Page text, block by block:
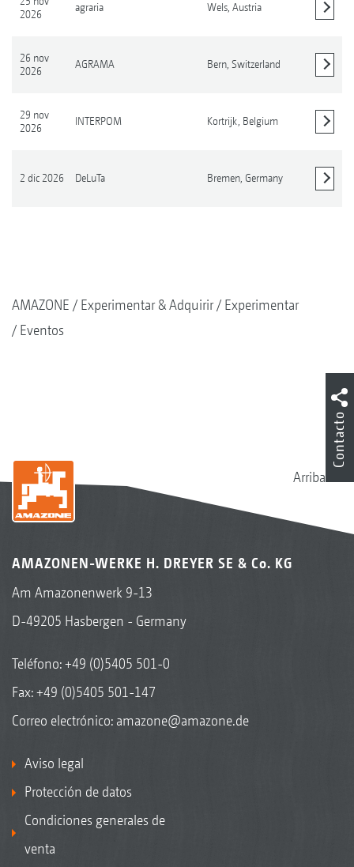
2026
agraria Wels, Austria
26 nov
2026
AGRAMA Bern, Switzerland
29 nov
2026
INTERPOM Kortrijk, Belgium
2 dic 2026 DeLuTa Bremen, Germany
AMAZONE Experimentar & Adquirir
Experimentar
Eventos
Arriba
AMAZONEN-WERKE H. DREYER SE & Co. KG
Am Amazonenwerk 9-13
D-49205 Hasbergen - Germany
Teléfono:+49 (0)5405 501-0
Fax: +49 (0)5405 501-147
Correo electrónico: amazone@amazone.de
Aviso legal
Protección de datos
Condiciones generales de
venta
Contacto